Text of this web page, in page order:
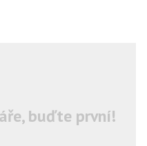
buďte první!